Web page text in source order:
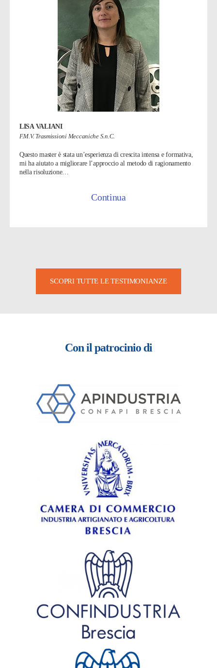
LISA VALIANI
F.M.V. Trasmissioni Meccaniche S.n.C.
Questo master è stata un’esperienza di crescita intensa e formativa,
mi ha aiutato a migliorare l’approccio al metodo di ragionamento
nella risoluzione…
Continua
SCOPRI TUTTE LE TESTIMONIANZE
Con il patrocinio di